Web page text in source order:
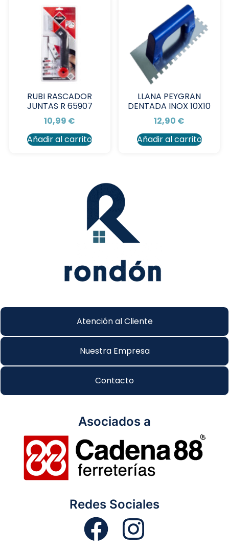
RUBI RASCADOR
JUNTAS R 65907
10,99 €
Añadir al carrito
LLANA PEYGRAN
DENTADA INOX 10X10
12,90 €
Añadir al carrito
Atención al Cliente
Nuestra Empresa
Contacto
Asociados a
Redes Sociales